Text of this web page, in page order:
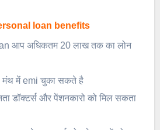
loan benefits
आप अधिकतम 20 लाख तक का लोन
मंथ में emi चुका सकते है
डॉक्टर्स और पेंशनकारो को मिल सकता